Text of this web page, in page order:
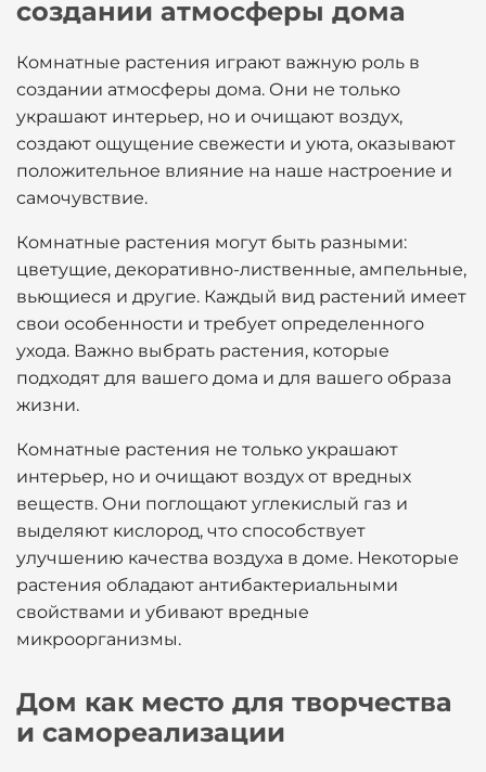
создании атмосферы дома
Комнатные растения играют важную роль в
создании атмосферы дома. Они не только
украшают интерьер, но и очищают воздух,
создают ощущение свежести и уюта, оказывают
положительное влияние на наше настроение и
самочувствие.
Комнатные растения могут быть разными:
цветущие, декоративно-лиственные, ампельные,
вьющиеся и другие. Каждый вид растений имеет
свои особенности и требует определенного
ухода. Важно выбрать растения, которые
подходят для вашего дома и для вашего образа
жизни.
Комнатные растения не только украшают
интерьер, но и очищают воздух от вредных
веществ. Они поглощают углекислый газ и
выделяют кислород, что способствует
улучшению качества воздуха в доме. Некоторые
растения обладают антибактериальными
свойствами и убивают вредные
микроорганизмы.
Дом как место для творчества
и самореализации